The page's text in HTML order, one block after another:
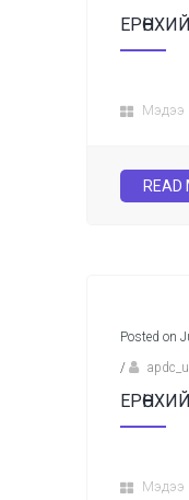
Мэдээ
READ
Posted on
/
Мэдээ